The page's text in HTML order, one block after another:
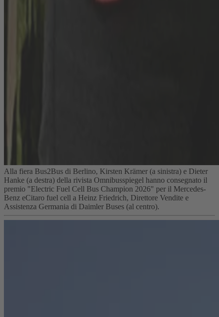
Alla fiera Bus2Bus di Berlino, Kirsten Krämer (a sinistra) e Dieter
Hanke (a destra) della rivista Omnibusspiegel hanno consegnato il
premio "Electric Fuel Cell Bus Champion 2026" per il Mercedes-
Benz eCitaro fuel cell a Heinz Friedrich, Direttore Vendite e
Assistenza Germania di Daimler Buses (al centro).